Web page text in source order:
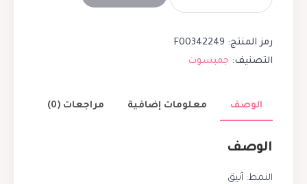
رمز المنتج: F00342249
التصنيف: جمبسوت
الوصف معلومات إضافية مراجعات (0)
الوصف
النمط: أنيق